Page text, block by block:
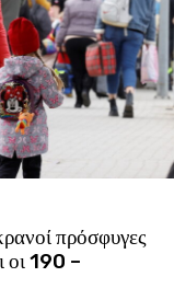
πρόσφυγες
οι 190 –